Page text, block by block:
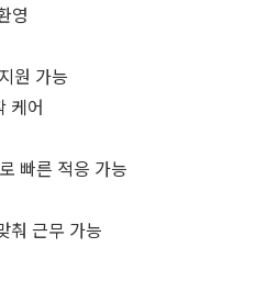
영
원 가능
케어
빠른 적응 가능
춰 근무 가능